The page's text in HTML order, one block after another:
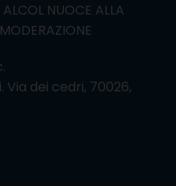
NUOCE ALLA
Via dei cedri, 70026,